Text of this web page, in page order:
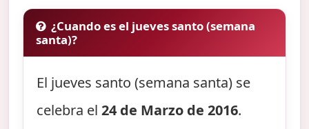
¿Cuando es el jueves santo (semana
santa)?
El jueves santo (semana santa) se
celebra el24 de Marzo de 2016.